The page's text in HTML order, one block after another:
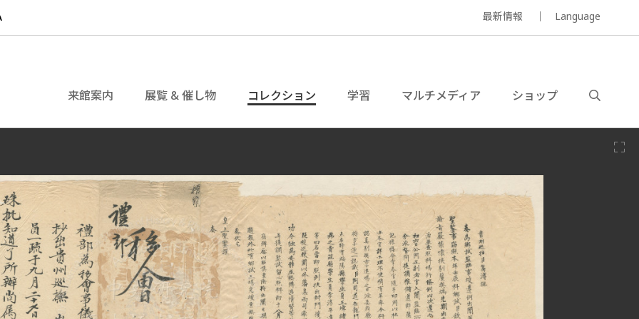
最新情報 Language
来館案内 展覧 & 催し物 コレクション 学習 マルチメディア ショップ